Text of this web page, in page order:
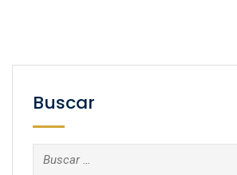
Buscar
Buscar: